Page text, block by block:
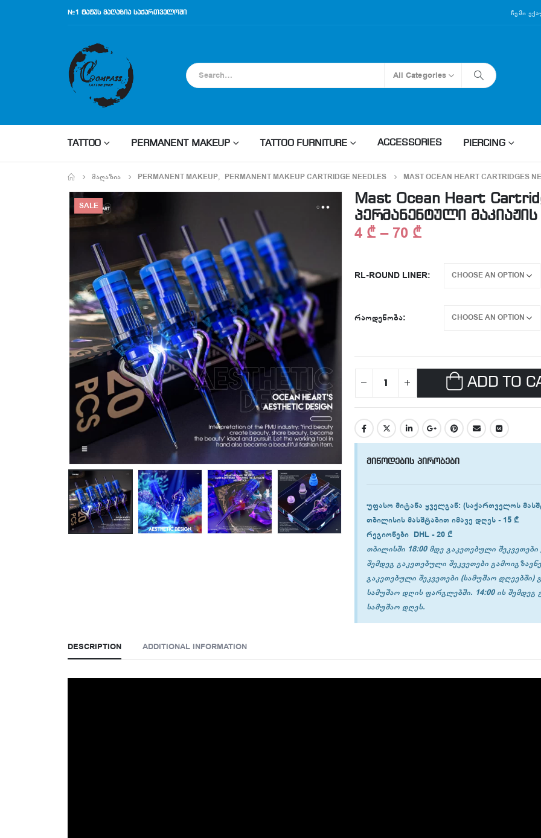
№1 ტატუს მაღაზია საქართველოში Ჩემი
All Categories
TATTOO PERMANENT MAKEUP TATTOO FURNITURE ACCESSORIES PIERCING
ᲛᲐᲦᲐᲖᲘᲐ PERMANENT MAKEUP, PERMANENT MAKEUP CARTRIDGE NEEDLES MAST OCEAN HEART CARTRIDGES
SALE
Mast Ocean Heart
პერმანენტული
4 ₾ – 70 ₾
RL-ROUND LINER
ᲠᲐᲝᲓᲔᲜᲝᲑᲐ
ADD TO
მიწოდების პირობები
უფასო მიტანა ყველგან: (საქართველოს
თბილისისმასშტაბით იმავე დღეს -15 ₾
რეგიონებიDHL -20 ₾
თბილისში 18:00 მდე გაკეთებული
შემდეგ გაკეთებული შეკვეთები
გაკეთებული შეკვეთები (სამუშაო დღეებში)
სამუშაო დღის ფარგლებში. 14:00 ის შემდეგ
სამუშაო დღეს.
DESCRIPTION ADDITIONAL INFORMATION